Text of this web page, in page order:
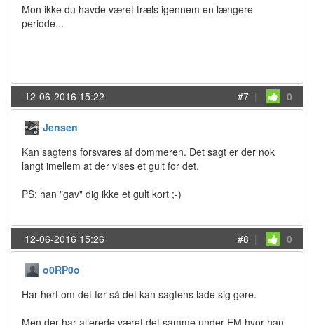
Mon ikke du havde været træls igennem en længere
periode...
12-06-2016 15:22 #7 | 0
Jensen
Kan sagtens forsvares af dommeren. Det sagt er der nok
langt imellem at der vises et gult for det.
PS: han "gav" dig ikke et gult kort ;-)
12-06-2016 15:26 #8 | 0
o0RP0o
Har hørt om det før så det kan sagtens lade sig gøre.